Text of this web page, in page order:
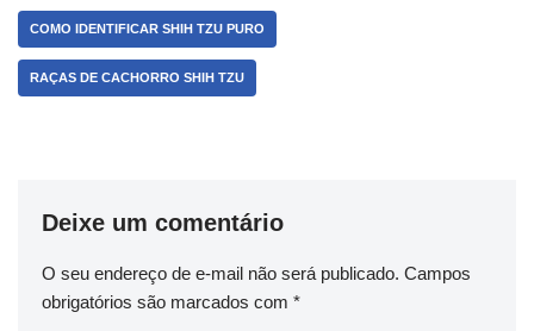
COMO IDENTIFICAR SHIH TZU PURO
RAÇAS DE CACHORRO SHIH TZU
Deixe um comentário
O seu endereço de e-mail não será publicado. Campos
obrigatórios são marcados com *